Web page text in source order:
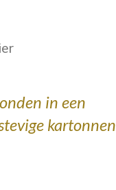
in een
kartonnen